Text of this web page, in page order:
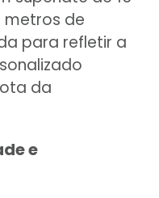
metros de
para refletir a
da
e